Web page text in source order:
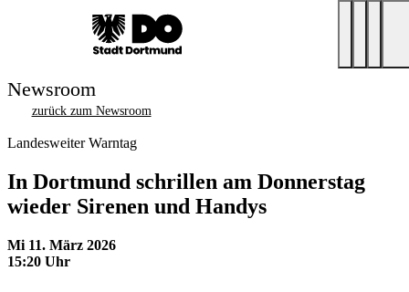
Newsroom
zurück zum Newsroom
Landesweiter Warntag
In Dortmund schrillen am Donnerstag
wieder Sirenen und Handys
Mi 11. März 2026
15:20 Uhr